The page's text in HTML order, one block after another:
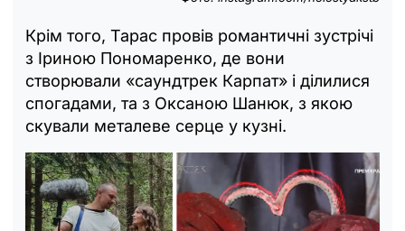
Крім того, Тарас провів романтичні зустрічі
з Іриною Пономаренко, де вони
створювали «саундтрек Карпат» і ділилися
спогадами, та з Оксаною Шанюк, з якою
скували металеве серце у кузні.